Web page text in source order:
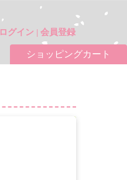
ログイン | 会員登録
ショッピングカート